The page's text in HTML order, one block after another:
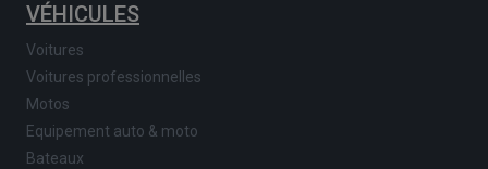
VÉHICULES
Voitures
Voitures professionnelles
Motos
Equipement auto & moto
Bateaux